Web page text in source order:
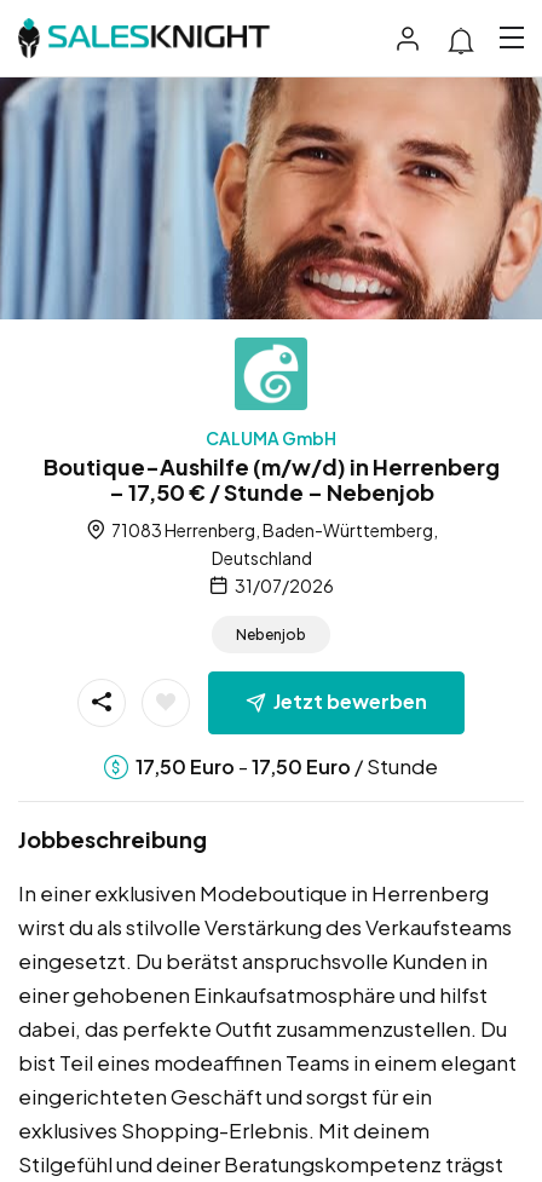
CALUMA GmbH
Boutique-Aushilfe (m/w/d) in Herrenberg
– 17,50 € / Stunde – Nebenjob
71083 Herrenberg, Baden-Württemberg,
Deutschland
31/07/2026
Nebenjob
Jetzt bewerben
17,50 Euro -17,50 Euro / Stunde
Jobbeschreibung
In einer exklusiven Modeboutique in Herrenberg
wirst du als stilvolle Verstärkung des Verkaufsteams
eingesetzt. Du berätst anspruchsvolle Kunden in
einer gehobenen Einkaufsatmosphäre und hilfst
dabei, das perfekte Outfit zusammenzustellen. Du
bist Teil eines modeaffinen Teams in einem elegant
eingerichteten Geschäft und sorgst für ein
exklusives Shopping-Erlebnis. Mit deinem
Stilgefühl und deiner Beratungskompetenz trägst